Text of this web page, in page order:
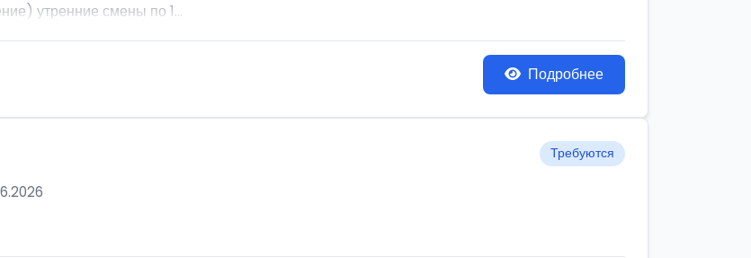
утренние смены по 1...
Подробнее
Требуются